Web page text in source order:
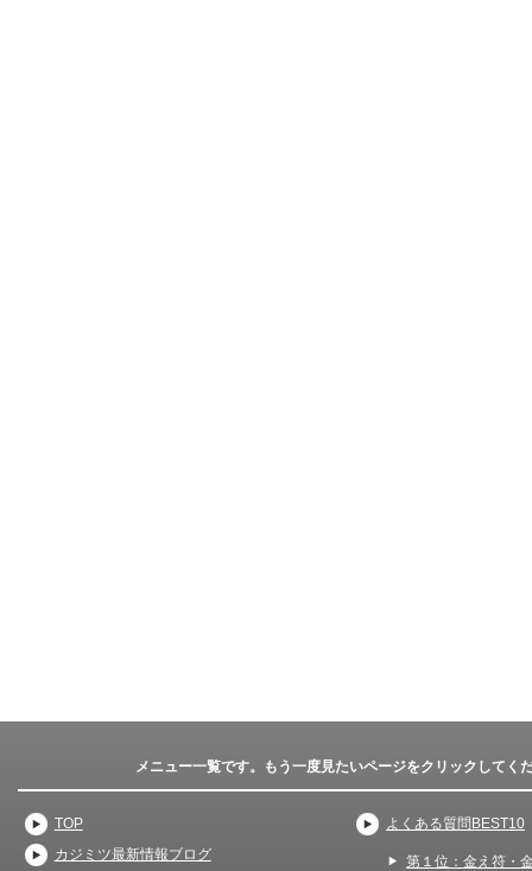
メニュー一覧です。もう一度見たいページをクリックしてく
TOP
カジミツ最新情報ブログ
よくある質問BEST10
第１位：金え符・